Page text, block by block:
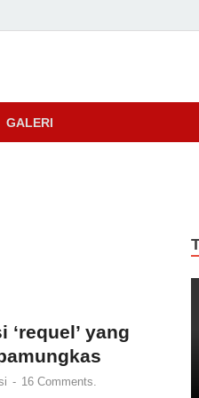
GALERI
yang
- 16 Comments.